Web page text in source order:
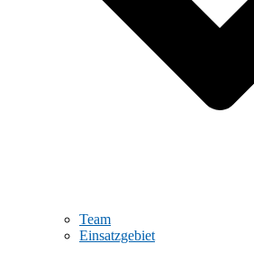
Team
Einsatzgebiet